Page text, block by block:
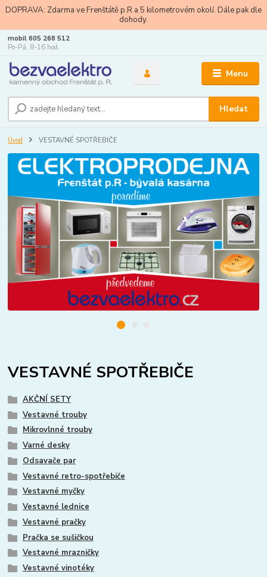
DOPRAVA: Zdarma ve Frenštátě p.R a 5 kilometrovém okolí. Dále pak dle
dohody.
Menu
Hledat
mobil 605 268 512
Po-Pá, 8-16 hod.
Úvod VESTAVNÉ SPOTŘEBIČE
VESTAVNÉ SPOTŘEBIČE
AKČNÍ SETY
Vestavné trouby
Mikrovlnné trouby
Varné desky
Odsavače par
Vestavné retro-spotřebiče
Vestavné myčky
Vestavné lednice
Vestavné pračky
Pračka se sušičkou
Vestavné mrazničky
Vestavné vinotéky